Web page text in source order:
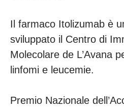
Il farmaco Itolizumab è
sviluppato il Centro di
Molecolare de L’Avana
linfomi e leucemie.
Premio Nazionale